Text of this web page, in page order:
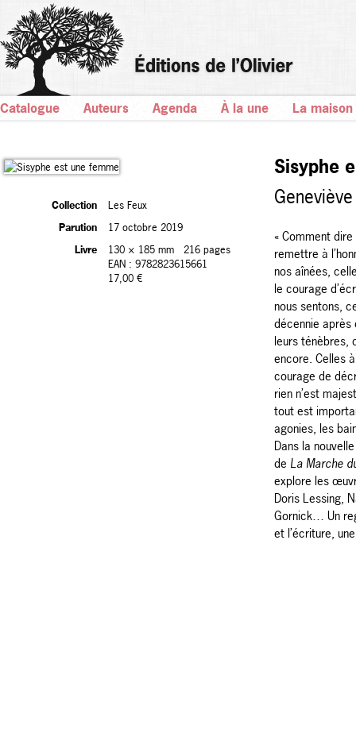
Catalogue Auteurs Agenda À la une La maison
Collection
Les Feux
Parution
17 octobre 2019
Livre
130 × 185 mm
216 pages
EAN : 9782823615661
17,00 €
Sisyphe
« Comment
remettre à
nos aînées,
le courage
nous sentons,
décennie après
leurs ténèbres,
encore. Celles
courage de
rien n’est
tout est
agonies, les
Dans la
de La Marche
explore les
Doris Lessing,
Gornick… Un
et l’écriture,